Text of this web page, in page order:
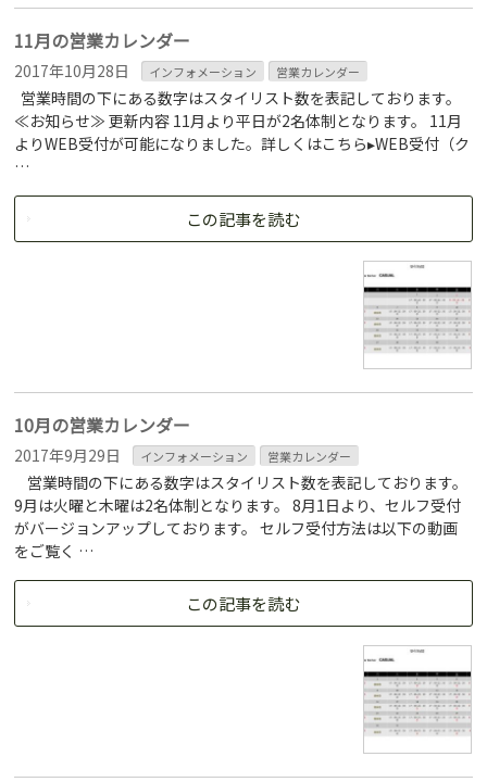
11月の営業カレンダー
2017年10月28日 インフォメーション 営業カレンダー
営業時間の下にある数字はスタイリスト数を表記しております。
≪お知らせ≫ 更新内容 11月より平日が2名体制となります。 11月
よりWEB受付が可能になりました。詳しくはこちら▸WEB受付（ク
…
この記事を読む
10月の営業カレンダー
2017年9月29日 インフォメーション 営業カレンダー
営業時間の下にある数字はスタイリスト数を表記しております。
9月は火曜と木曜は2名体制となります。 8月1日より、セルフ受付
がバージョンアップしております。 セルフ受付方法は以下の動画
をご覧く …
この記事を読む